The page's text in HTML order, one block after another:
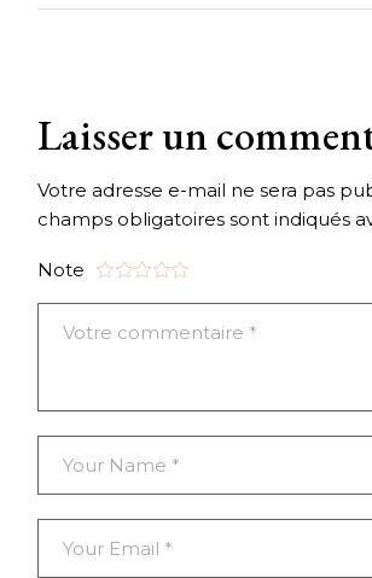
Laisser un
Votre adresse e-mail ne sera pas
champs obligatoires sont indiqués
Note